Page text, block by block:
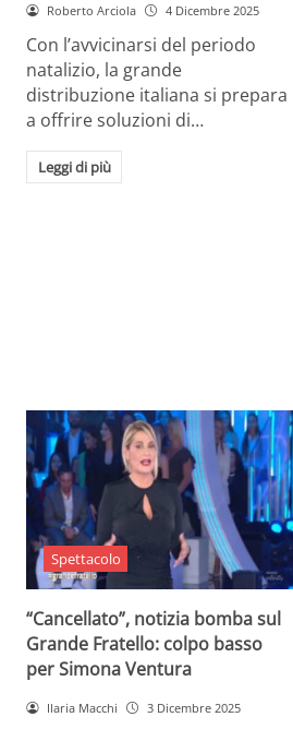
Roberto Arciola 4 Dicembre 2025
Con l’avvicinarsi del periodo
natalizio, la grande
distribuzione italiana si prepara
a offrire soluzioni di…
Leggi di più
Spettacolo
“Cancellato”, notizia bomba sul
Grande Fratello: colpo basso
per Simona Ventura
Ilaria Macchi 3 Dicembre 2025